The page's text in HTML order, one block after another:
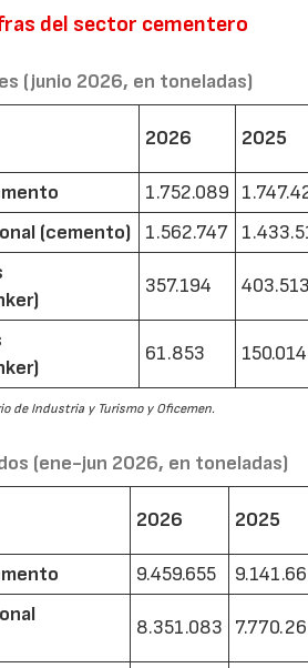
del sector cementero
(junio 2026, en toneladas)
2026 2025
1.752.089
(cemento)
1.562.747
357.194
61.853 150.014
de Industria y Turismo y Oficemen.
(ene-jun 2026, en toneladas)
2026 2025
9.459.655
8.351.083